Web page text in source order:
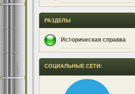
РАЗДЕЛЫ
Историческая справка
СОЦИАЛЬНЫЕ СЕТИ: